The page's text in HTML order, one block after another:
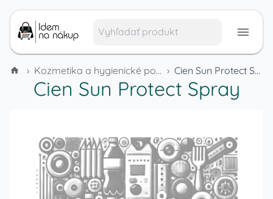
› Kozmetika a hygienické potreby › Cien Sun Protect Spray
Cien Sun Protect Spray